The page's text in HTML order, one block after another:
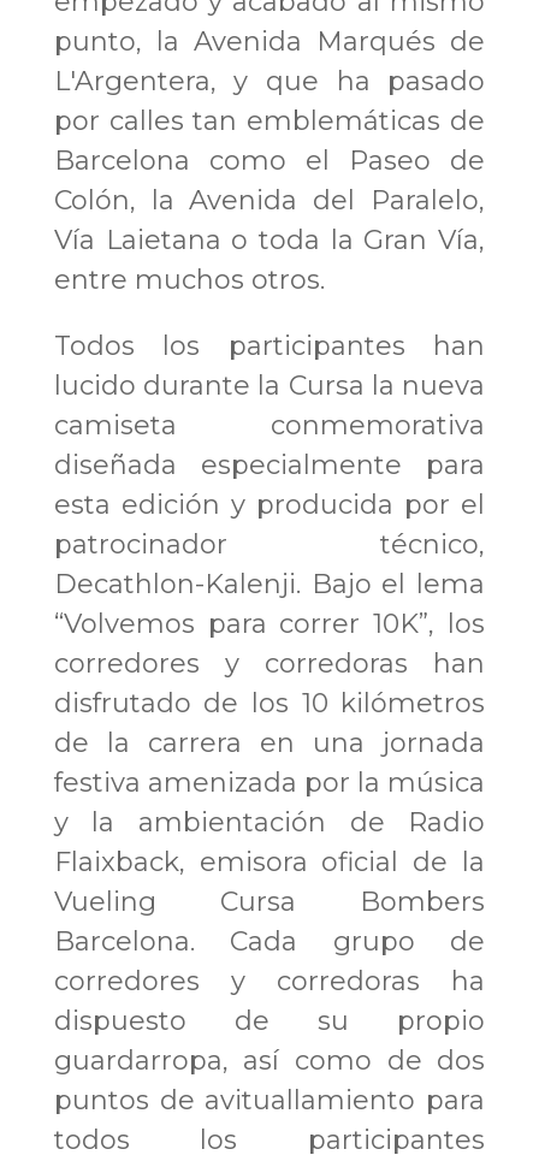
punto, la Avenida Marqués de
L'Argentera, y que ha pasado
por calles tan emblemáticas de
Barcelona como el Paseo de
Colón, la Avenida del Paralelo,
Vía Laietana o toda la Gran Vía,
entre muchos otros.
Todos los participantes han
lucido durante la Cursa la nueva
camiseta conmemorativa
diseñada especialmente para
esta edición y producida por el
patrocinador técnico,
Decathlon-Kalenji. Bajo el lema
“Volvemos para correr 10K”, los
corredores y corredoras han
disfrutado de los 10 kilómetros
de la carrera en una jornada
festiva amenizada por la música
y la ambientación de Radio
Flaixback, emisora oficial de la
Vueling Cursa Bombers
Barcelona. Cada grupo de
corredores y corredoras ha
dispuesto de su propio
guardarropa, así como de dos
puntos de avituallamiento para
todos los participantes